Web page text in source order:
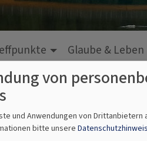
Glaube & Leben
von
und Anwendungen von Drittanbietern
bitte unsere